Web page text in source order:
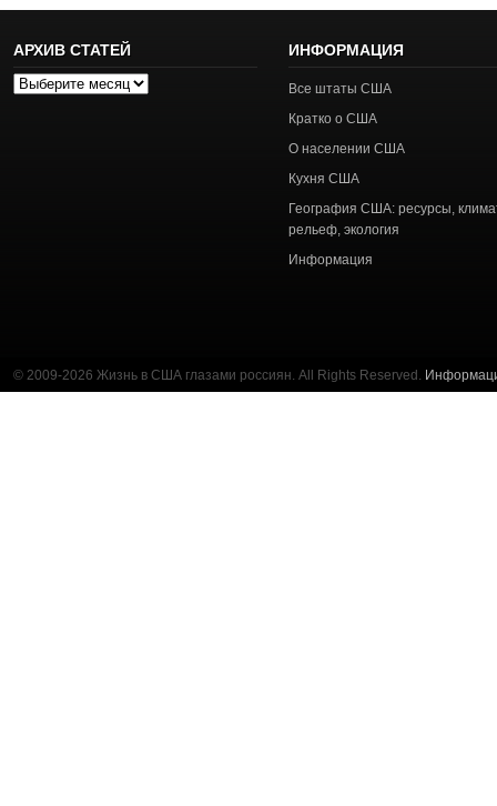
АРХИВ СТАТЕЙ
Архив
ИНФОРМАЦИЯ
Все штаты США
Кратко о США
О населении США
Кухня США
География США: ресурсы,
рельеф, экология
Информация
© 2009-2026 Жизнь в США глазами россиян. All Rights Reserved.